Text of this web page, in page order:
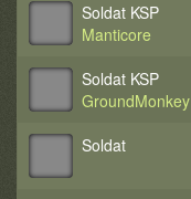
Soldat KSP
Manticore
Soldat KSP
GroundMonkey
Soldat